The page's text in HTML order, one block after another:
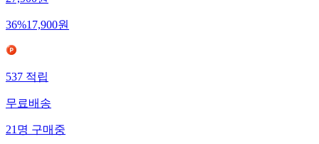
27,900원
36%17,900원
537적립
무료배송
21명구매중